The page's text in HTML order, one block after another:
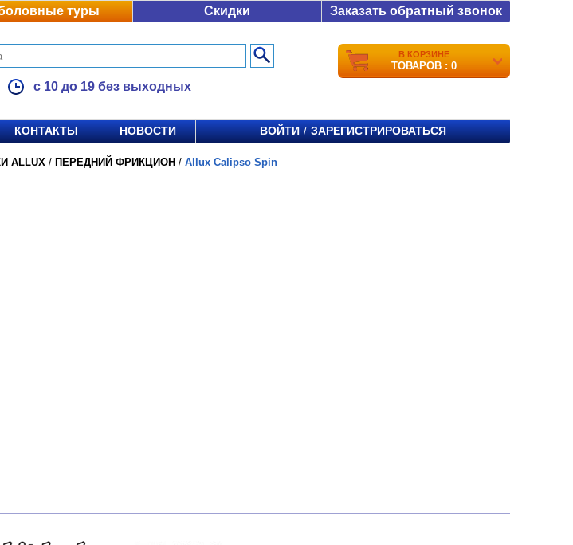
туры Скидки Заказать обратный звонок
с 10 до 19 без выходных
В КОРЗИНЕ
ТОВАРОВ : 0
КОНТАКТЫ НОВОСТИ ВОЙТИ / ЗАРЕГИСТРИРОВАТЬСЯ
ALLUX / ПЕРЕДНИЙ ФРИКЦИОН / Allux Calipso Spin